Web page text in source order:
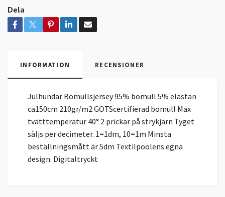
Dela
INFORMATION RECENSIONER
Julhundar Bomullsjersey 95% bomull 5% elastan
ca150cm 210gr/m2 GOTScertifierad bomull Max
tvätttemperatur 40° 2 prickar på strykjärn Tyget
säljs per decimeter. 1=1dm, 10=1m Minsta
beställningsmått är 5dm Textilpoolens egna
design. Digitaltryckt